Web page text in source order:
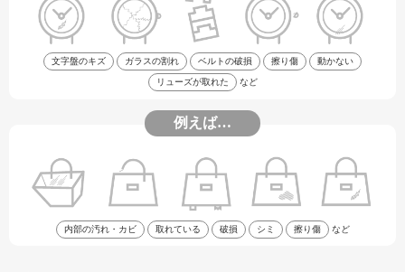
文字盤のキズ ガラスの割れ ベルトの破損 擦り傷 動かない
リューズが取れた など
例えば…
内部の汚れ・カビ 取れている 破損 シミ 擦り傷 など